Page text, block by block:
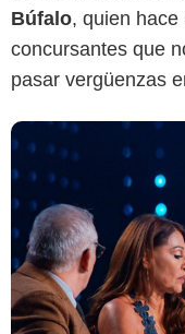
Búfalo, quien
concursantes que
pasar vergüenzas